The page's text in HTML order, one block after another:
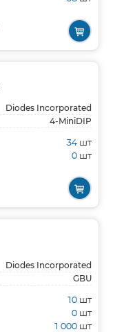
Diodes Incorporated
4-MiniDIP
34 шт
0 шт
Diodes Incorporated
GBU
10 шт
0 шт
1 000 шт